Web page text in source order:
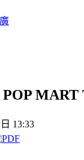
MART
13:33